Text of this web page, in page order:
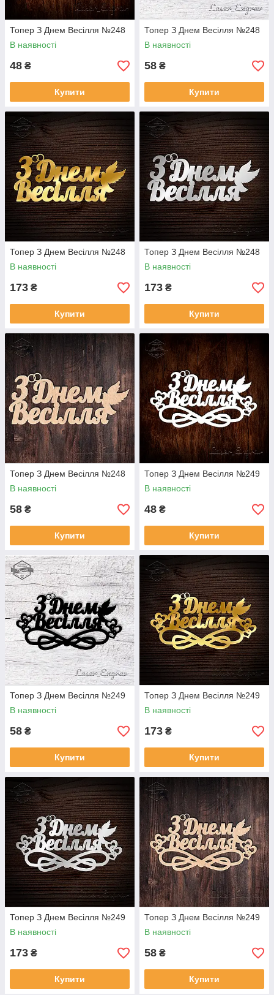
Топер З Днем Весілля №248
В наявності
48 ₴
Купити
Топер З Днем Весілля №248
В наявності
58 ₴
Купити
Топер З Днем Весілля №248
В наявності
173 ₴
Купити
Топер З Днем Весілля №248
В наявності
173 ₴
Купити
Топер З Днем Весілля №248
В наявності
58 ₴
Купити
Топер З Днем Весілля №249
В наявності
48 ₴
Купити
Топер З Днем Весілля №249
В наявності
58 ₴
Купити
Топер З Днем Весілля №249
В наявності
173 ₴
Купити
Топер З Днем Весілля №249
В наявності
173 ₴
Купити
Топер З Днем Весілля №249
В наявності
58 ₴
Купити